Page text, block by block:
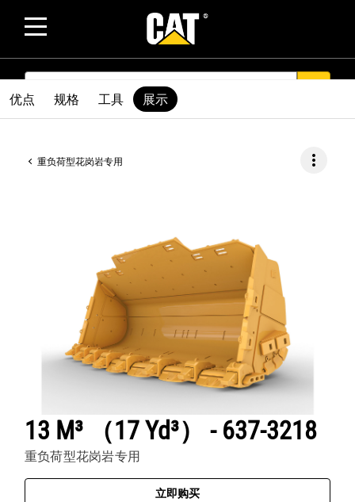
SEARCH
重负荷型花岗岩专用 more_vert
13 M³ （17 Yd³） - 637-3218
重负荷型花岗岩专用
立即购买
优点 规格 工具 展示